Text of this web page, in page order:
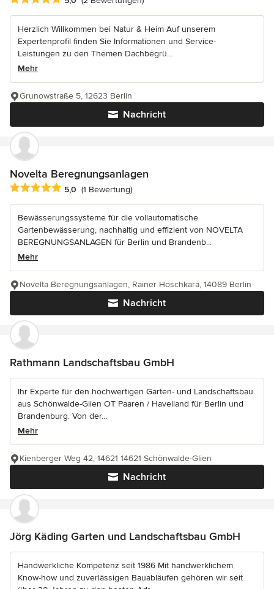
Herzlich Willkommen bei Natur & Heim Auf unserem
Expertenprofil finden Sie Informationen und Service-
Leistungen zu den Themen Dachbegrü...
Mehr
Nachricht
Grunowstraße 5, 12623 Berlin
Novelta Beregnungsanlagen
Durchschnittliche Bewertung: 5 von 5 Sternen
5,0 (1 Bewertung)
Bewässerungssysteme für die vollautomatische
Gartenbewässerung, nachhaltig und effizient von NOVELTA
BEREGNUNGSANLAGEN für Berlin und Brandenb...
Mehr
Nachricht
Novelta Beregnungsanlagen, Rainer Hoschkara, 14089 Berlin
Rathmann Landschaftsbau GmbH
Ihr Experte für den hochwertigen Garten- und Landschaftsbau
aus Schönwalde-Glien OT Paaren / Havelland für Berlin und
Brandenburg. Von der...
Mehr
Nachricht
Kienberger Weg 42, 14621 14621 Schönwalde-Glien
Jörg Käding Garten und Landschaftsbau GmbH
Handwerkliche Kompetenz seit 1986 Mit handwerklichem
Know-how und zuverlässigen Bauabläufen gehören wir seit